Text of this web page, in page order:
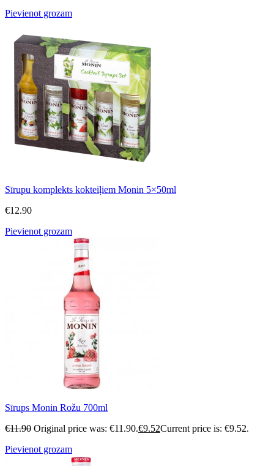
Pievienot grozam
Sīrupu komplekts kokteiļiem Monin 5×50ml
€12.90
Pievienot grozam
Sīrups Monin Rožu 700ml
€11.90 Original price was: €11.90.€9.52Current price is: €9.52.
Pievienot grozam